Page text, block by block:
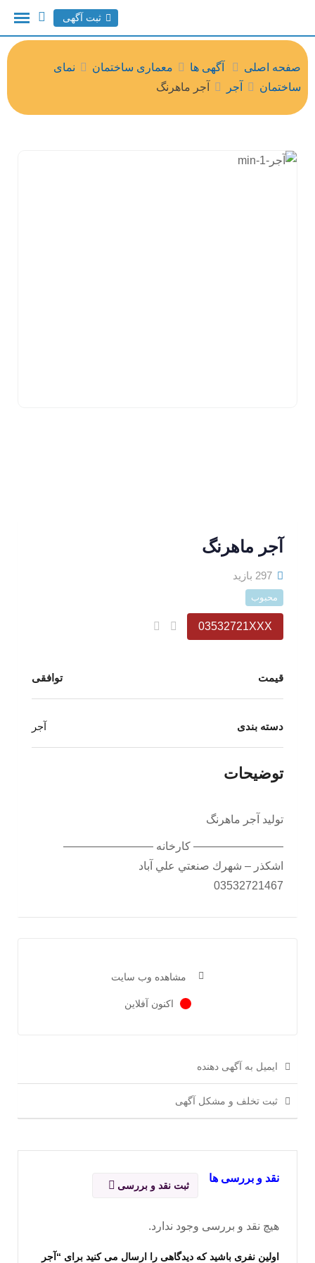
ثبت آگهی
صفحه اصلی آگهی ها معماری ساختمان
نمای
ساختمان
آجر آجر ماهرنگ
آجر ماهرنگ
297 بازید
محبوب
03532721XXX
قیمت توافقی
دسته بندی آجر
توضیحات
تولید آجر ماهرنگ
———————— کارخانه ————————
اشكذر – شهرك صنعتي علي آباد
03532721467
مشاهده وب سایت
اکنون آفلاین
ایمیل به آگهی دهنده
ثبت تخلف و مشکل آگهی
نقد و بررسی ها
ثبت نقد و بررسی
هیچ نقد و بررسی وجود ندارد.
اولین نفری باشید که دیدگاهی را ارسال می کنید برای “آجر